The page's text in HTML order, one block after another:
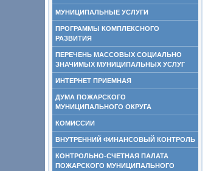
МУНИЦИПАЛЬНЫЕ УСЛУГИ
ПРОГРАММЫ КОМПЛЕКСНОГО
РАЗВИТИЯ
ПЕРЕЧЕНЬ МАССОВЫХ СОЦИАЛЬНО
ЗНАЧИМЫХ МУНИЦИПАЛЬНЫХ УСЛУГ
ИНТЕРНЕТ ПРИЕМНАЯ
ДУМА ПОЖАРСКОГО
МУНИЦИПАЛЬНОГО ОКРУГА
КОМИССИИ
ВНУТРЕННИЙ ФИНАНСОВЫЙ КОНТРОЛЬ
КОНТРОЛЬНО-СЧЕТНАЯ ПАЛАТА
ПОЖАРСКОГО МУНИЦИПАЛЬНОГО